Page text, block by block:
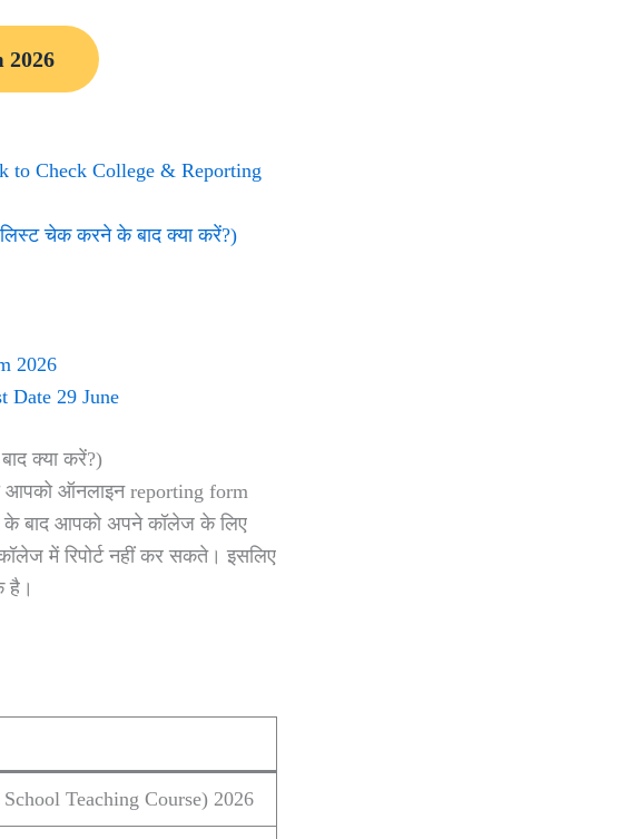
2026
to Check College & Reporting
चेक करने के बाद क्या करें?)
2026
Date 29 June
क्या करें?)
आपको ऑनलाइन reporting form
के बाद आपको अपने कॉलेज के लिए
में रिपोर्ट नहीं कर सकते। इसलिए
है।
Teaching Course) 2026